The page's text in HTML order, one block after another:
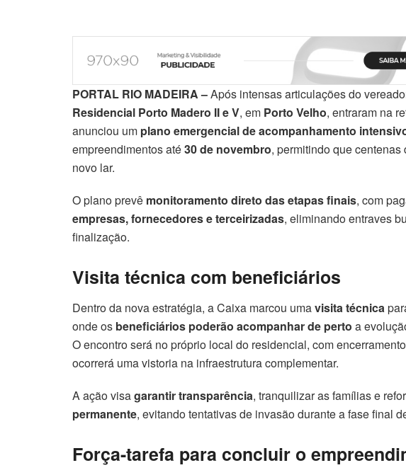
PORTAL RIO MADEIRA –Após intensas articulações do
Residencial Porto Madero II e V, em Porto Velho, entraram na
anunciou um plano emergencial de acompanhamento
empreendimentos até30 de novembro, permitindo que
novo lar.
O plano prevê monitoramento direto das etapas finais, com
empresas, fornecedores e terceirizadas, eliminando entraves
finalização.
Visita técnica com beneficiários
Dentro da nova estratégia, a Caixa marcou umavisita técnica
onde os beneficiários poderão acompanhar de perto a
O encontro será no próprio local do residencial, com
ocorrerá uma vistoria na infraestrutura complementar.
A ação visagarantir transparência, tranquilizar as famílias e
permanente, evitando tentativas de invasão durante a fase final
Força-tarefa para concluir o